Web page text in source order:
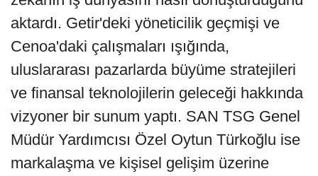
aktardı. Getir'deki yöneticilik geçmişi ve
Cenoa'daki çalışmaları ışığında,
uluslararası pazarlarda büyüme stratejileri
ve finansal teknolojilerin geleceği hakkında
vizyoner bir sunum yaptı. SAN TSG Genel
Müdür Yardımcısı Özel Oytun Türkoğlu ise
markalaşma ve kişisel gelişim üzerine